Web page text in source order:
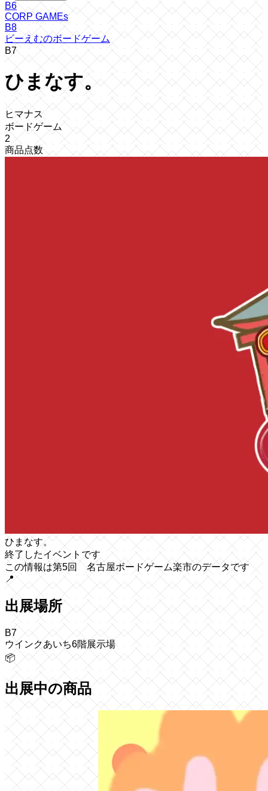
B6
CORP GAMEs
B8
ビーえむのボードゲーム
B7
ひまなす。
ヒマナス
ボードゲーム
2
商品点数
ひまなす。
終了したイベントです
この情報は第5回 名古屋ボードゲーム楽市のデータです
📍
出展場所
B7
ウインクあいち6階展示場
📦
出展中の商品